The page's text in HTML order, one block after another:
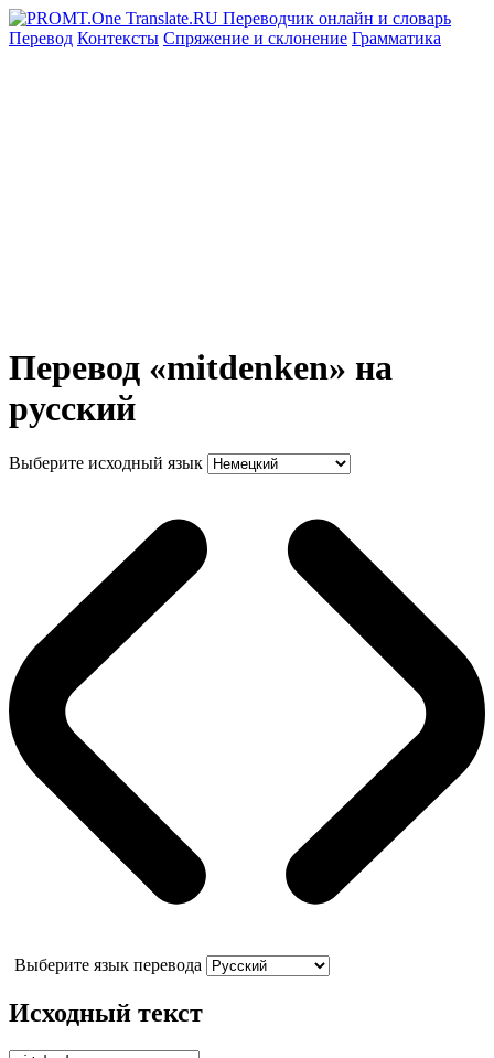
Перевод Контексты Спряжение и склонение Грамматика
Перевод «mitdenken» на
русский
Выберите исходный язык
Выберите язык перевода
Исходный текст